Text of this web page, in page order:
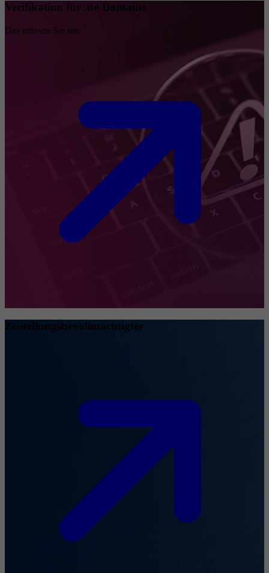
Verifikation für .de-Domains
Das müssen Sie tun
Zustellungsbevollmächtigter